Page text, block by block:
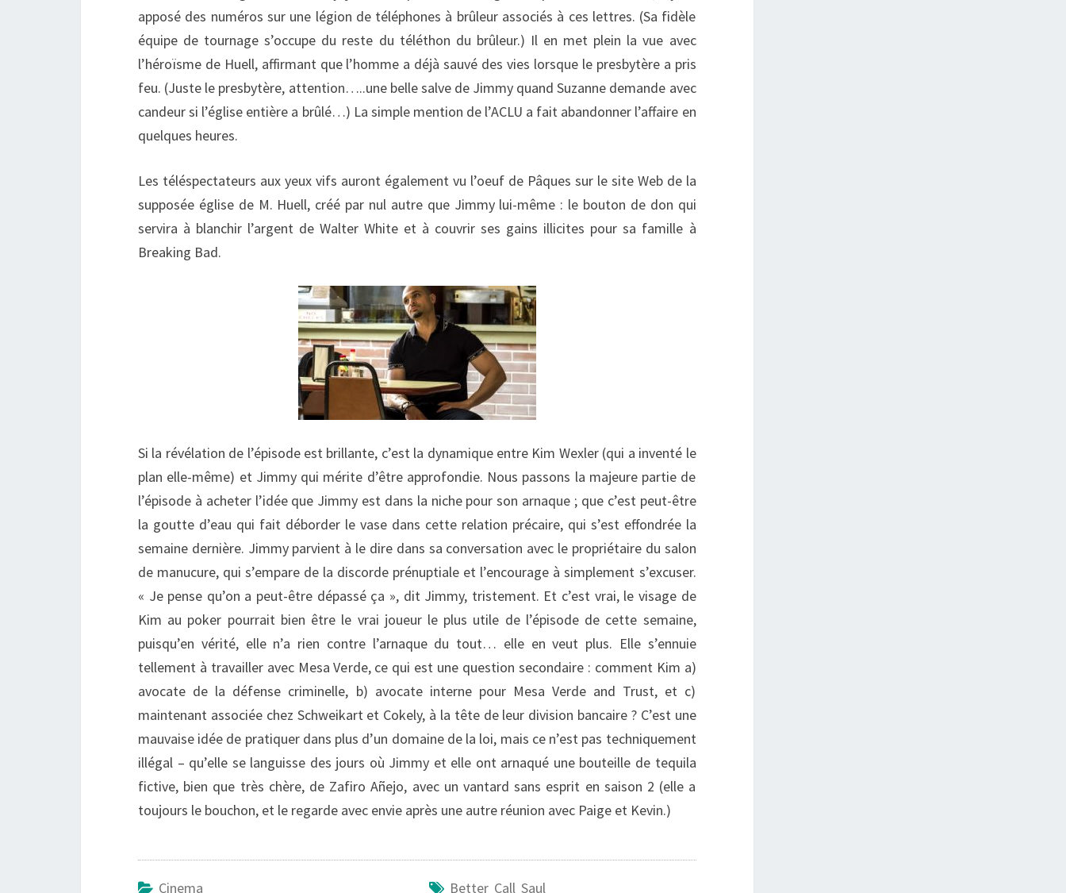
apposé des numéros sur une légion de téléphones à brûleur associés à ces lettres. (Sa fidèle
équipe de tournage s’occupe du reste du téléthon du brûleur.) Il en met plein la vue avec
l’héroïsme de Huell, affirmant que l’homme a déjà sauvé des vies lorsque le presbytère a pris
feu. (Juste le presbytère, attention…..une belle salve de Jimmy quand Suzanne demande avec
candeur si l’église entière a brûlé…) La simple mention de l’ACLU a fait abandonner l’affaire en
quelques heures.
Les téléspectateurs aux yeux vifs auront également vu l’oeuf de Pâques sur le site Web de la
supposée église de M. Huell, créé par nul autre que Jimmy lui-même : le bouton de don qui
servira à blanchir l’argent de Walter White et à couvrir ses gains illicites pour sa famille à
Breaking Bad.
Si la révélation de l’épisode est brillante, c’est la dynamique entre Kim Wexler (qui a inventé le
plan elle-même) et Jimmy qui mérite d’être approfondie. Nous passons la majeure partie de
l’épisode à acheter l’idée que Jimmy est dans la niche pour son arnaque ; que c’est peut-être
la goutte d’eau qui fait déborder le vase dans cette relation précaire, qui s’est effondrée la
semaine dernière. Jimmy parvient à le dire dans sa conversation avec le propriétaire du salon
de manucure, qui s’empare de la discorde prénuptiale et l’encourage à simplement s’excuser.
« Je pense qu’on a peut-être dépassé ça », dit Jimmy, tristement. Et c’est vrai, le visage de
Kim au poker pourrait bien être le vrai joueur le plus utile de l’épisode de cette semaine,
puisqu’en vérité, elle n’a rien contre l’arnaque du tout… elle en veut plus. Elle s’ennuie
tellement à travailler avec Mesa Verde, ce qui est une question secondaire : comment Kim a)
avocate de la défense criminelle, b) avocate interne pour Mesa Verde and Trust, et c)
maintenant associée chez Schweikart et Cokely, à la tête de leur division bancaire ? C’est une
mauvaise idée de pratiquer dans plus d’un domaine de la loi, mais ce n’est pas techniquement
illégal – qu’elle se languisse des jours où Jimmy et elle ont arnaqué une bouteille de tequila
fictive, bien que très chère, de Zafiro Añejo, avec un vantard sans esprit en saison 2 (elle a
toujours le bouchon, et le regarde avec envie après une autre réunion avec Paige et Kevin.)
Cinema Better Call Saul